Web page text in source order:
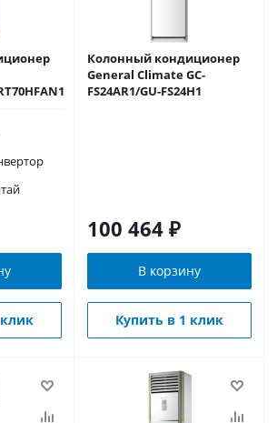
Колонный кондиционер
General Climate GC-
FS24AR1/GU-FS24H1
100 464 ₽
В корзину
Купить в 1 клик